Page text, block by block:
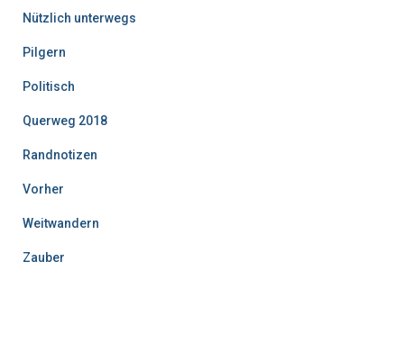
Nützlich unterwegs
Pilgern
Politisch
Querweg 2018
Randnotizen
Vorher
Weitwandern
Zauber